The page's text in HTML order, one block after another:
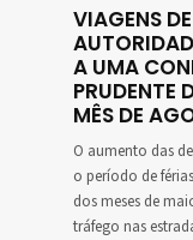
VIAGENS
A UMA
PRUDENTE
MÊS DE
O aumento das
o período de
dos meses de
tráfego nas